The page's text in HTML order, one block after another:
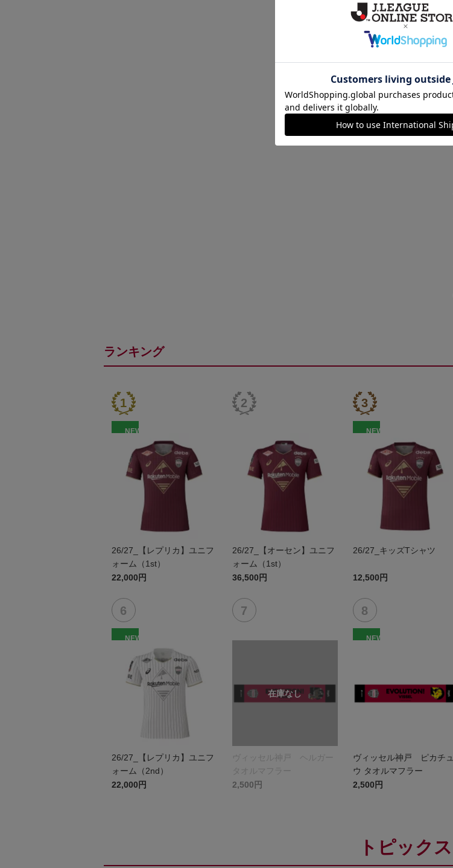
ランキング
NEW
26/27_【レプリカ】ユニフ
ォーム（1st）
22,000円
26/27_【オーセン】ユニフ
ォーム（1st）
36,500円
NEW
26/27_キッズTシャツ
12,500円
NEW
26/27_【レプリカ】ユニフ
ォーム（2nd）
22,000円
ヴィッセル神戸 ヘルガー
タオルマフラー
2,500円
NEW
ヴィッセル神戸 ピカチュ
ウ タオルマフラー
2,500円
トピックス